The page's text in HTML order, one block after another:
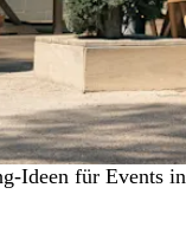
Ideen für Events in